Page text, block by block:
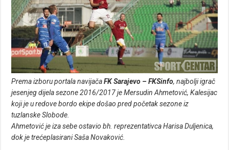
Prema izboru portala navijačaFK Sarajevo – FKSinfo, najbolji igrač
jesenjeg dijela sezone 2016/2017 je Mersudin Ahmetović, Kalesijac
koji je u redove bordo ekipe došao pred početak sezone iz
tuzlanske Slobode.
Ahmetović je iza sebe ostavio bh. reprezentativca Harisa Duljenica,
dok je trećeplasirani Saša Novaković.